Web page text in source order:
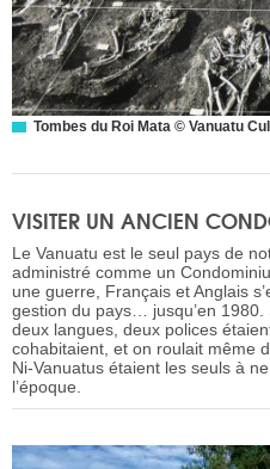
Tombes du Roi Mata © Vanuatu
VISITER UN ANCIEN
Le Vanuatu est le seul pays de
administré comme un
une guerre, Français et Anglais
gestion du pays… jusqu’en
deux langues, deux polices
cohabitaient, et on roulait même
Ni-Vanuatus étaient les seuls à
l’époque.